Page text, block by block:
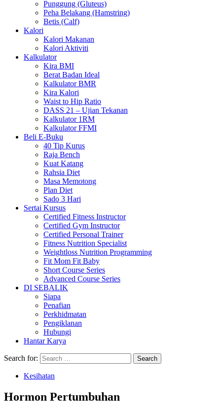
Punggung (Gluteus)
Peha Belakang (Hamstring)
Betis (Calf)
Kalori
Kalori Makanan
Kalori Aktiviti
Kalkulator
Kira BMI
Berat Badan Ideal
Kalkulator BMR
Kira Kalori
Waist to Hip Ratio
DASS 21 – Ujian Tekanan
Kalkulator 1RM
Kalkulator FFMI
Beli E-Buku
40 Tip Kurus
Raja Bench
Kuat Katang
Rahsia Diet
Masa Memotong
Plan Diet
Sado 3 Hari
Sertai Kursus
Certified Fitness Instructor
Certified Gym Instructor
Certified Personal Trainer
Fitness Nutrition Specialist
Weightloss Nutrition Programming
Fit Mom Fit Baby
Short Course Series
Advanced Course Series
DI SEBALIK
Siapa
Penafian
Perkhidmatan
Pengiklanan
Hubungi
Hantar Karya
Search for:
Kesihatan
Hormon Pertumbuhan